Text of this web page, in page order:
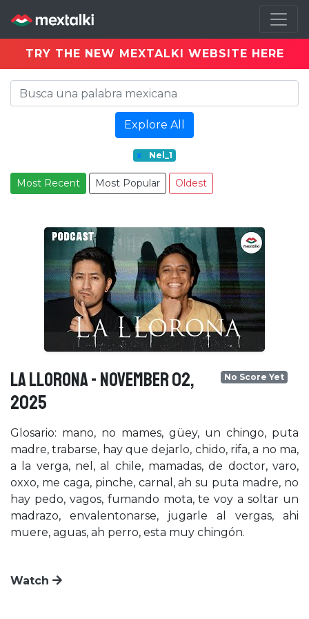
TRY THE NEW MEXTALKI WEBSITE HERE
Explore All
x Nel_1
Most Recent Most Popular Oldest
LA LLORONA - November 02,
2025
No Score Yet
Glosario: mano, no mames, güey, un chingo, puta
madre, trabarse, hay que dejarlo, chido, rifa, a no ma,
a la verga, nel, al chile, mamadas, de doctor, varo,
oxxo, me caga, pinche, carnal, ah su puta madre, no
hay pedo, vagos, fumando mota, te voy a soltar un
madrazo, envalentonarse, jugarle al vergas, ahi
muere, aguas, ah perro, esta muy chingón.
Watch